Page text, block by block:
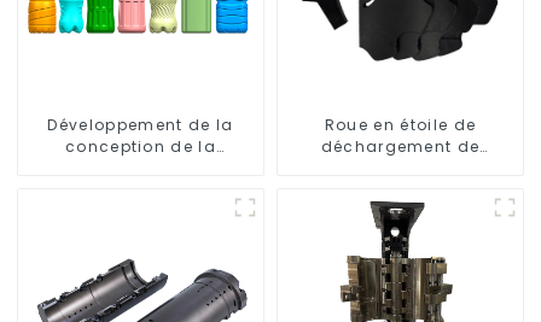
Développement de la
conception de la
Roue en étoile de
déchargement de